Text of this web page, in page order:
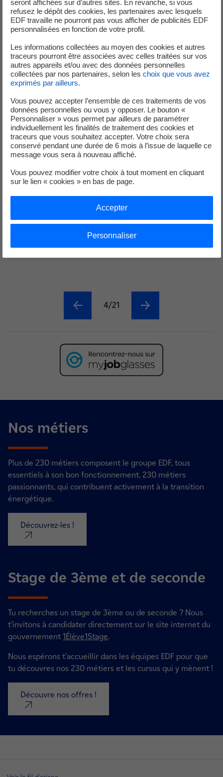
Contrat :CDI
Lieu :croissy beaubourg
01 Août 2026
DÉVELOPPEUR LEAD TECH SI F/H
Contrat :CDI
Lieu :Courbevoie
01 Août 2026
TECHNICIEN DE QUART (HORAIRES 3X8) -
RÉSEAUX DE CHALEUR H/F
COURBEVOIE (92400)
4/21
Nos métiers
Plus de 230 métiers composent le groupe EDF, tous
essentiels à son bon fonctionnement. 230 métiers
passionnants, qui contribuent activement à la transition
énergétique.
Découvrez-les !
nouvel onglet
Stage de 3ème et de seconde
Tu recherches un stage de 3ème ou de seconde ? Nous
t’invitons à candidater directement sur le site internet du
gouvernement 1Élève1Stage.
Nous espérons t'accueillir dans les équipes EDF pour que
tu découvres nos 230 métiers et les cursus qui y mènent !
Découvre nos offres !
nouvel onglet
seront affichées sur d’autres sites. En revanche, si vous
refusez le dépôt des cookies, les partenaires avec lesquels
EDF travaille ne pourront pas vous afficher de publicités EDF
personnalisées en fonction de votre profil.
Les informations collectées au moyen des cookies et autres
traceurs pourront être associées avec celles traitées sur vos
autres appareils et/ou avec des données personnelles
collectées par nos partenaires, selon les choix que vous avez
exprimés par ailleurs.
Vous pouvez accepter l’ensemble de ces traitements de vos
données personnelles ou vous y opposer. Le bouton «
Personnaliser » vous permet par ailleurs de paramétrer
individuellement les finalités de traitement des cookies et
traceurs que vous souhaitez accepter. Votre choix sera
conservé pendant une durée de 6 mois à l’issue de laquelle ce
message vous sera à nouveau affiché.
Vous pouvez modifier votre choix à tout moment en cliquant
sur le lien « cookies » en bas de page.
Personnaliser
Accepter